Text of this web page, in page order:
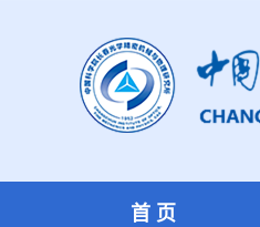
首 页